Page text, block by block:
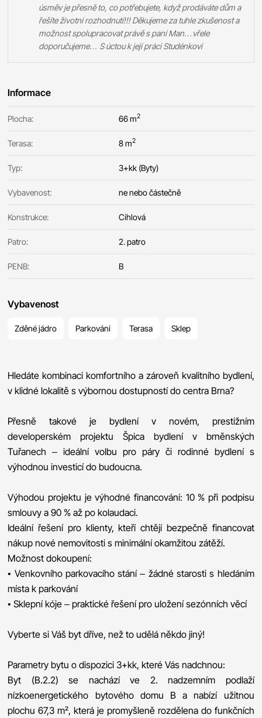
úsměv je přesně to, co potřebujete, když prodáváte dům a
řešíte životní rozhodnutí!!! Děkujeme za tuhle zkušenost a
možnost spolupracovat právě s paní Man…vřele
doporučujeme… S úctou k její práci Studénkovi
Informace
Plocha: 66 m2
Terasa: 8 m2
Typ: 3+kk (Byty)
Vybavenost: ne nebo částečně
Konstrukce: Cihlová
Patro: 2. patro
PENB: B
Vybavenost
Zděné jádro Parkování Terasa Sklep
Hledáte kombinaci komfortního a zároveň kvalitního bydlení,
v klidné lokalitě s výbornou dostupností do centra Brna?
Přesně takové je bydlení v novém, prestižním
developerském projektu Špica bydlení v brněnských
Tuřanech – ideální volbu pro páry či rodinné bydlení s
výhodnou investicí do budoucna.
Výhodou projektu je výhodné financování: 10 % při podpisu
smlouvy a 90 % až po kolaudaci.
Ideální řešení pro klienty, kteří chtějí bezpečně financovat
nákup nové nemovitosti s minimální okamžitou zátěží.
Možnost dokoupení:
• Venkovního parkovacího stání – žádné starosti s hledáním
místa k parkování
• Sklepní kóje – praktické řešení pro uložení sezónních věcí
Vyberte si Váš byt dříve, než to udělá někdo jiný!
Parametry bytu o dispozici 3+kk, které Vás nadchnou:
Byt (B.2.2) se nachází ve 2. nadzemním podlaží
nízkoenergetického bytového domu B a nabízí užitnou
plochu 67,3 m², která je promyšleně rozdělena do funkčních